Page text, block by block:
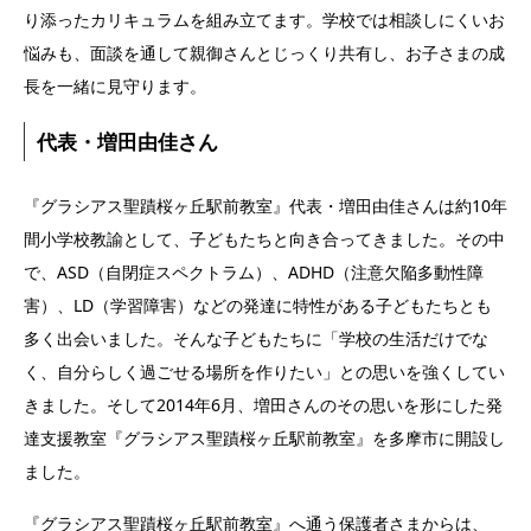
り添ったカリキュラムを組み立てます。学校では相談しにくいお
悩みも、面談を通して親御さんとじっくり共有し、お子さまの成
長を一緒に見守ります。
代表・増田由佳さん
『グラシアス聖蹟桜ヶ丘駅前教室』代表・増田由佳さんは約10年
間小学校教諭として、子どもたちと向き合ってきました。その中
で、ASD（自閉症スペクトラム）、ADHD（注意欠陥多動性障
害）、LD（学習障害）などの発達に特性がある子どもたちとも
多く出会いました。そんな子どもたちに「学校の生活だけでな
く、自分らしく過ごせる場所を作りたい」との思いを強くしてい
きました。そして2014年6月、増田さんのその思いを形にした発
達支援教室『グラシアス聖蹟桜ヶ丘駅前教室』を多摩市に開設し
ました。
『グラシアス聖蹟桜ヶ丘駅前教室』へ通う保護者さまからは、